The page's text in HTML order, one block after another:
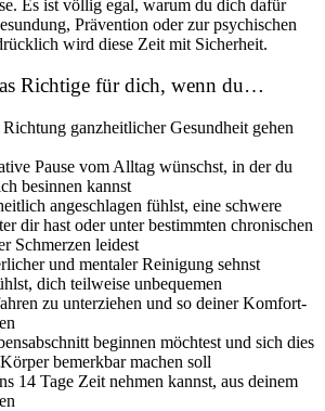
Es ist völlig egal, warum du dich dafür
Prävention oder zur psychischen
wird diese Zeit mit Sicherheit.
Richtige für dich, wenn du…
ganzheitlicher Gesundheit gehen
Pause vom Alltag wünschst, in der du
besinnen kannst
angeschlagen fühlst, eine schwere
dir hast oder unter bestimmten chronischen
Schmerzen leidest
und mentaler Reinigung sehnst
dich teilweise unbequemen
zu unterziehen und so deiner Komfort-
beginnen möchtest und sich dies
bemerkbar machen soll
14 Tage Zeit nehmen kannst, aus deinem